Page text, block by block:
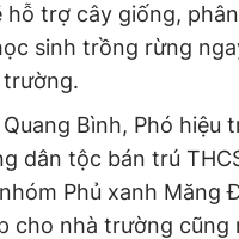
hỗ trợ cây giống,
sinh trồng rừng
Bình, Phó hiệu
dân tộc bán trú
Phủ xanh Măng
cho nhà trường cũng